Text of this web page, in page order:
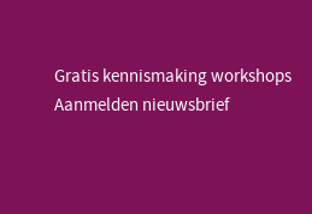
Gratis kennismaking workshops
Aanmelden nieuwsbrief